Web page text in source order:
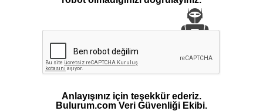
Anlayışınız için teşekkür ederiz.
Bulurum.com Veri Güvenliği Ekibi.